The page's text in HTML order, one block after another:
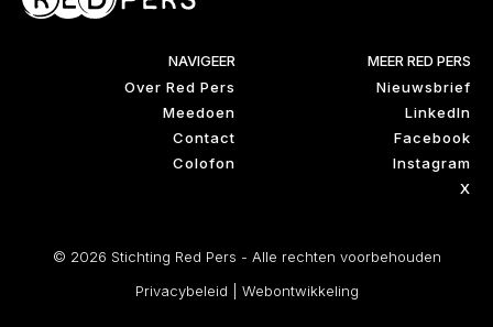
NAVIGEER
Over Red Pers
Meedoen
Contact
Colofon
MEER RED PERS
Nieuwsbrief
LinkedIn
Facebook
Instagram
X
© 2026 Stichting Red Pers - Alle rechten voorbehouden
Privacybeleid
Webontwikkeling